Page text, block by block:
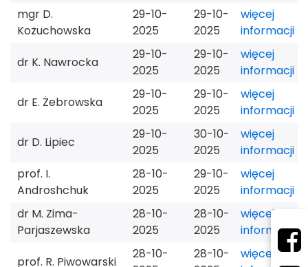
mgr D.
Kożuchowska
29-10-
2025
29-10-
2025
więcej
informacji
dr K. Nawrocka
29-10-
2025
29-10-
2025
więcej
informacji
dr E. Żebrowska
29-10-
2025
29-10-
2025
więcej
informacji
dr D. Lipiec
29-10-
2025
30-10-
2025
więcej
informacji
prof. I.
Androshchuk
28-10-
2025
29-10-
2025
więcej
informacji
dr M. Zima-
Parjaszewska
28-10-
2025
28-10-
2025
więcej
informacji
prof. R. Piwowarski
28-10-
28-10-
więcej